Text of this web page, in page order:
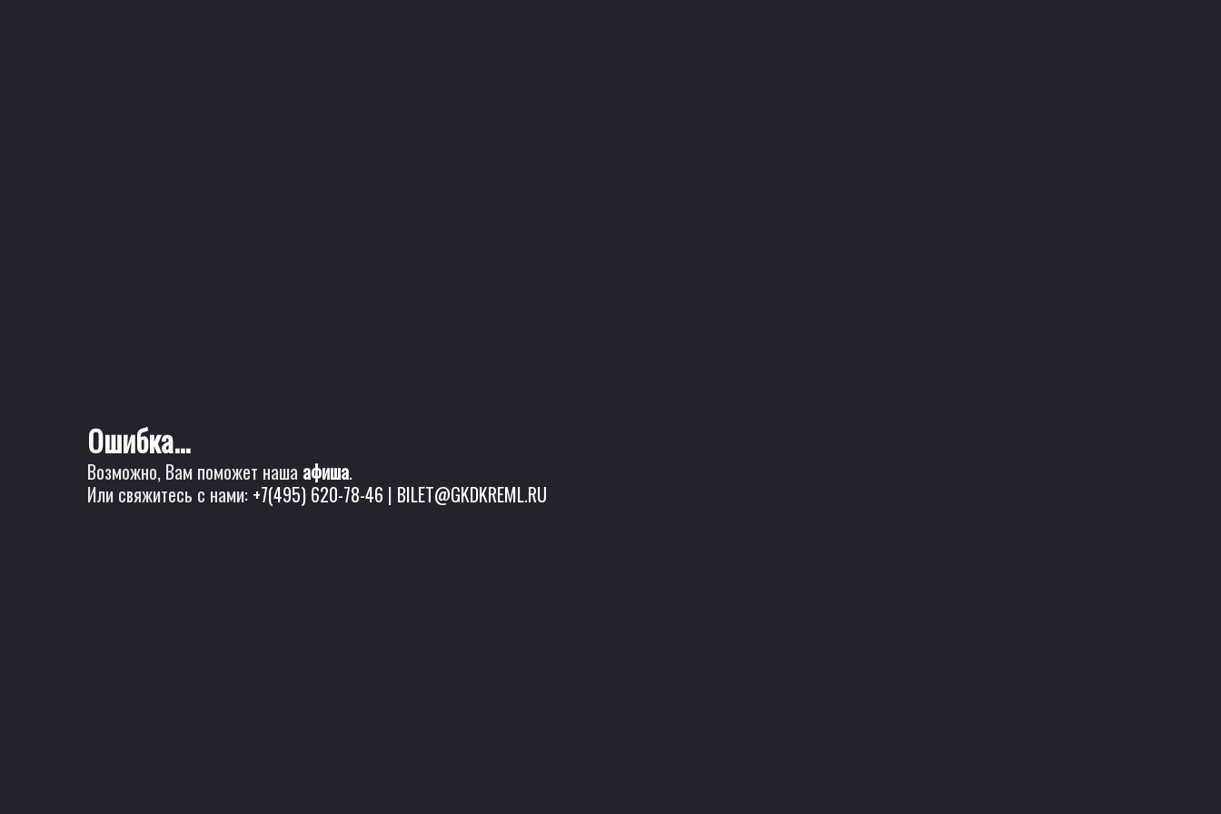
Ошибка...
Возможно, Вам поможет наша афиша.
Или свяжитесь с нами: +7(495) 620-78-46 | BILET@GKDKREML.RU